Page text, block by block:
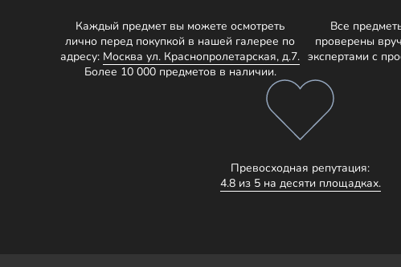
Каждый предмет вы можете осмотреть
лично перед покупкой в нашей галерее по
адресу: Москва ул. Краснопролетарская, д.7.
Более 10 000 предметов в наличии.
Все
проверены
экспертами с
Превосходная репутация:
4.8 из 5 на десяти площадках.